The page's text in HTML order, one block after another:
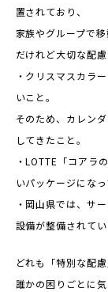
置されており、
家族やグループで
だけれど大切な配
・クリスマスカラ
いこと。
そのため、カレン
してきたこと。
・LOTTE「コアラ
いパッケージになっ
・岡山県では、サ
設備が整備されてい
どれも「特別な配慮
誰かの困りごとに